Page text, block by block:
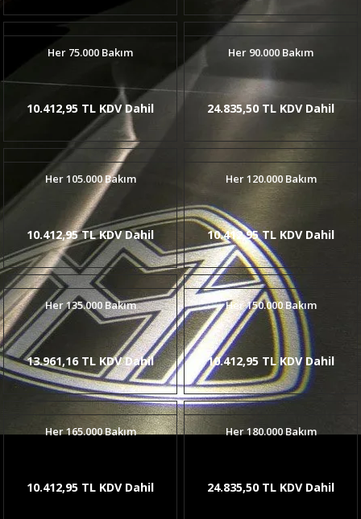
Her 75.000 Bakım
10.412,95 TL KDV Dahil
Her 90.000 Bakım
24.835,50 TL KDV Dahil
Her 105.000 Bakım
10.412,95 TL KDV Dahil
Her 120.000 Bakım
10.412,95 TL KDV Dahil
Her 135.000 Bakım
13.961,16 TL KDV Dahil
Her 150.000 Bakım
10.412,95 TL KDV Dahil
Her 165.000 Bakım
10.412,95 TL KDV Dahil
Her 180.000 Bakım
24.835,50 TL KDV Dahil